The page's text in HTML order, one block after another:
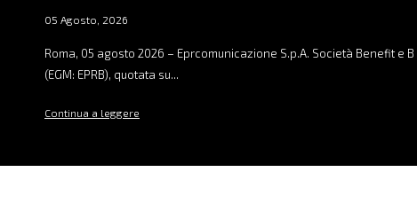
05 Agosto, 2026
Roma, 05 agosto 2026 – Eprcomunicazione S.p.A. Società Benefit e B
(EGM: EPRB), quotata su...
Continua a leggere